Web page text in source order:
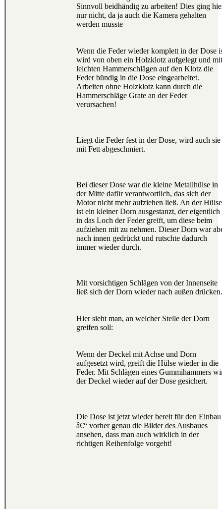
Sinnvoll beidhändig zu arbeiten! Dies ging
nur nicht, da ja auch die Kamera gehalten
werden musste
Wenn die Feder wieder komplett in der Dose
wird von oben ein Holzklotz aufgelegt und mit
leichten Hammerschlägen auf den Klotz die
Feder bündig in die Dose eingearbeitet.
Arbeiten ohne Holzklotz kann durch die
Hammerschläge Grate an der Feder
verursachen!
Liegt die Feder fest in der Dose, wird auch sie
mit Fett abgeschmiert.
Bei dieser Dose war die kleine Metallhülse in
der Mitte dafür verantwortlich, das sich der
Motor nicht mehr aufziehen ließ. An der Hülse
ist ein kleiner Dorn ausgestanzt, der eigentlich
in das Loch der Feder greift, um diese beim
aufziehen mit zu nehmen. Dieser Dorn war
nach innen gedrückt und rutschte dadurch
immer wieder durch.
Mit vorsichtigen Schlägen von der Innenseite
ließ sich der Dorn wieder nach außen drücken.
Hier sieht man, an welcher Stelle der Dorn
greifen soll:
Wenn der Deckel mit Achse und Dorn
aufgesetzt wird, greift die Hülse wieder in die
Feder. Mit Schlägen eines Gummihammers
der Deckel wieder auf der Dose gesichert.
Die Dose ist jetzt wieder bereit für den Einbau
â€“ vorher genau die Bilder des Ausbaues
ansehen, dass man auch wirklich in der
richtigen Reihenfolge vorgeht!